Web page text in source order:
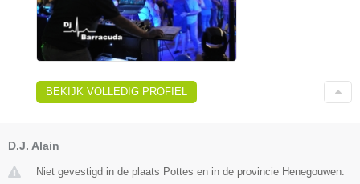
BEKIJK VOLLEDIG PROFIEL
D.J. Alain
Niet gevestigd in de plaats Pottes en in de provincie Henegouwen.